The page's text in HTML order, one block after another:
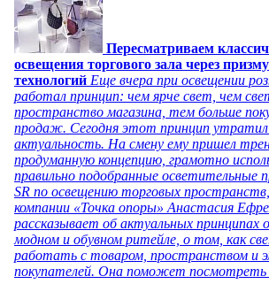
Пересматриваем
освещения торгового зала через
технологий Еще вчера при освещении
работал принцип: чем ярче свет, чем
пространство магазина, тем больше
продаж. Сегодня этот принцип
актуальность. На смену ему пришел
продуманную концепцию, грамотно
правильно подобранные осветительные
SR по освещению торговых
компании «Точка опоры» Анастасия
рассказывает об актуальных принципах
модном и обувном ритейле, о том, как
работать с товаром, пространством и
покупателей. Она поможет посмотреть